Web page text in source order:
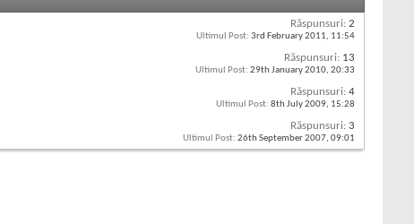
Răspunsuri: 2
Ultimul Post: 3rd February 2011, 11:54
Răspunsuri: 13
Ultimul Post: 29th January 2010, 20:33
Răspunsuri: 4
Ultimul Post: 8th July 2009, 15:28
Răspunsuri: 3
Ultimul Post: 26th September 2007, 09:01